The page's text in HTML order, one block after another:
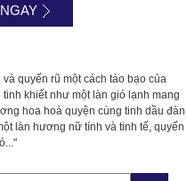
quyến rũ một cách táo bạo của
khiết như một làn gió lạnh mang
hoa hoà quyện cùng tinh dầu đàn
làn hương nữ tính và tinh tế, quyến